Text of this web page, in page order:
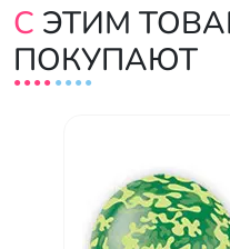
С ЭТИМ ТОВАРОМ
ПОКУПАЮТ